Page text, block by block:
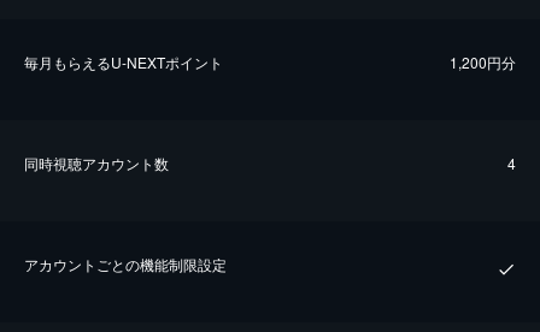
毎⽉もらえるU-NEXTポイント 1,200円分
同時視聴アカウント数 4
アカウントごとの機能制限設定